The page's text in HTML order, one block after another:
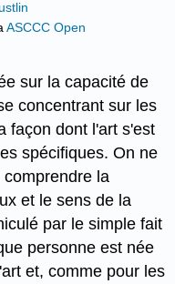
ASCCC Open
sur la capacité de
concentrant sur les
façon dont l'art s'est
spécifiques. On ne
la
et le sens de la
par le simple fait
personne est née
et, comme pour les